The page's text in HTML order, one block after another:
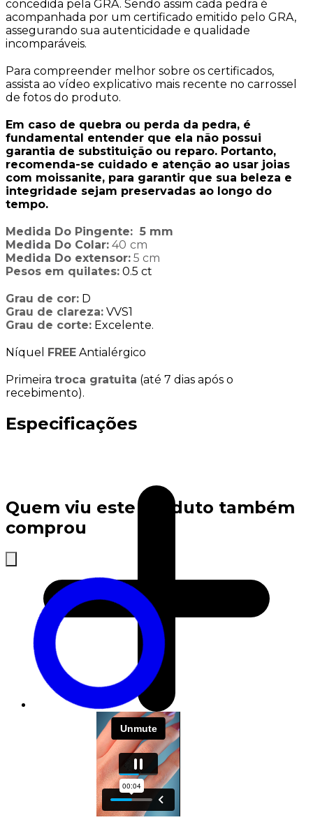
concedida pela GRA. Sendo assim cada pedra é
acompanhada por um certificado emitido pelo GRA,
assegurando sua autenticidade e qualidade
incomparáveis.
Para compreender melhor sobre os certificados,
assista ao vídeo explicativo mais recente no carrossel
de fotos do produto.
Em caso de quebra ou perda da pedra, é
fundamental entender que ela não possui
garantia de substituição ou reparo. Portanto,
recomenda-se cuidado e atenção ao usar joias
com moissanite, para garantir que sua beleza e
integridade sejam preservadas ao longo do
tempo.
Medida Do Pingente: 5 mm
Medida Do Colar: 40 cm
Medida Do extensor: 5 cm
Pesos em quilates: 0.5 ct
Grau de cor: D
Grau de clareza: VVS1
Grau de corte: Excelente.
Níquel FREE Antialérgico
Primeira troca gratuita (até 7 dias após o
recebimento).
Especificações
Quem viu este produto também
comprou